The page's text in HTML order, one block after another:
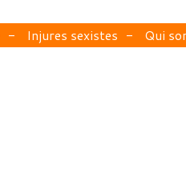
Injures sexistes Qui